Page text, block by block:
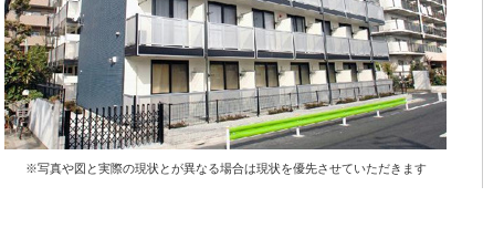
※写真や図と実際の現状とが異なる場合は現状を優先させていただきます